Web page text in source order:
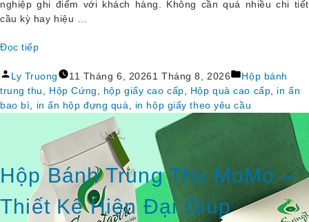
nghiệp ghi điểm với khách hàng. Không cần quá nhiều chi tiết
cầu kỳ hay hiệu …
Đọc tiếp
Bánh
Trung
Thu
Trung
Thu
–
Khi
Thiết
Kế
Đăng
bởi
Ly Truong 11 Tháng 6, 20261 Tháng 8, 2026
Đăng
trong
Hộp bánh
trung thu
Hộp Cứng hộp giấy cao cấp Hộp quà cao cấp
in ấn
bao bì
in ấn hộp đựng quà in hộp giấy theo yêu cầu
Hộp Bánh Trung Thu MoMo –
Thiết Kế Hiện Đại Giúp